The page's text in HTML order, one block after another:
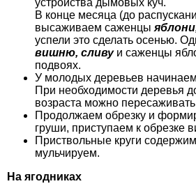
В конце месяца (до
высаживаем саженцы
успели это сделать осенью.
вишню, сливуи саженцы
подвоях.
У молодых деревьев
При необходимости деревья
возраста можно
Продолжаем обрезку и
груши, приступаем к обрезке
Приствольные круги
мульчируем.
На ягодниках